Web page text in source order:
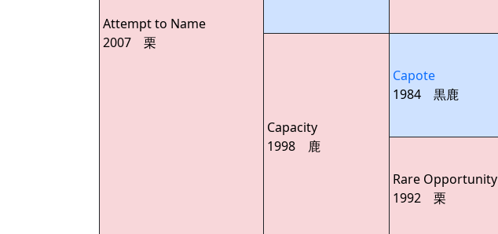
Attempt to Name
2007 栗
Capacity
1998 鹿
Capote
1984 黒鹿
Rare Opportunity
1992 栗